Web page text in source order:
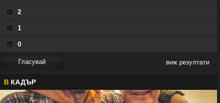
2
1
0
виж резултати
В КАДЪР